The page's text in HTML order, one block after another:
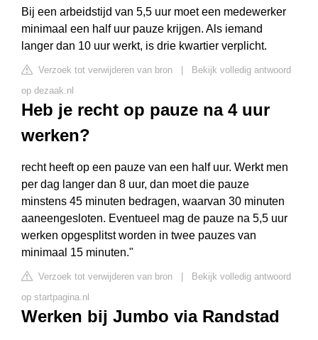
Bij een arbeidstijd van 5,5 uur moet een medewerker
minimaal een half uur pauze krijgen. Als iemand
langer dan 10 uur werkt, is drie kwartier verplicht.
Verzoek tot verwijderen van bron
Bekijk volledig antwoord
op dezaak.nl
Heb je recht op pauze na 4 uur
werken?
recht heeft op een pauze van een half uur. Werkt men
per dag langer dan 8 uur, dan moet die pauze
minstens 45 minuten bedragen, waarvan 30 minuten
aaneengesloten. Eventueel mag de pauze na 5,5 uur
werken opgesplitst worden in twee pauzes van
minimaal 15 minuten."
Verzoek tot verwijderen van bron
Bekijk volledig antwoord
op startpagina.nl
Werken bij Jumbo via Randstad